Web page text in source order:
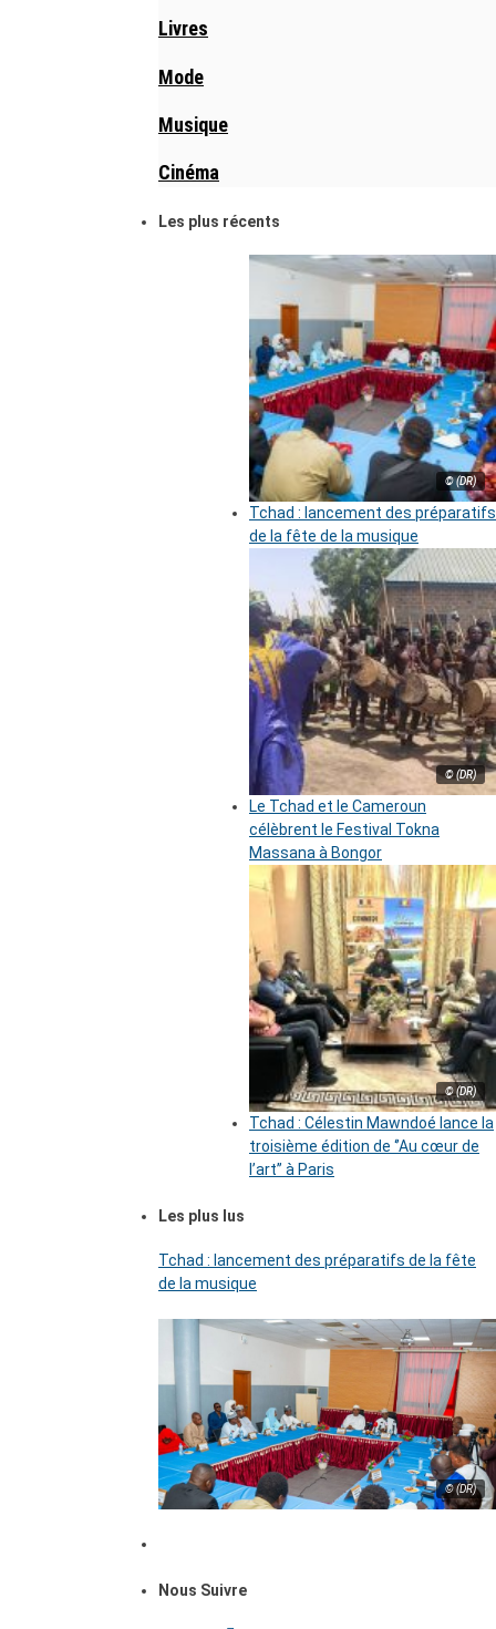
Livres
Mode
Musique
Cinéma
Les plus récents
© (DR)
Tchad : lancement des préparatifs
de la fête de la musique
© (DR)
Le Tchad et le Cameroun
célèbrent le Festival Tokna
Massana à Bongor
© (DR)
Tchad : Célestin Mawndoé lance la
troisième édition de ‘’Au cœur de
l’art’’ à Paris
Les plus lus
Tchad : lancement des préparatifs de la fête
de la musique
© (DR)
Nous Suivre